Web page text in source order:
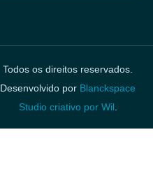
Todos os direitos reservados.
Desenvolvido por Blanckspace
Studio criativo por Wil